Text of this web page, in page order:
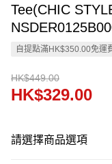
Tee(CHIC
自提點滿HK$350.00免運
HK$449.00
HK$329.00
請選擇商品選項